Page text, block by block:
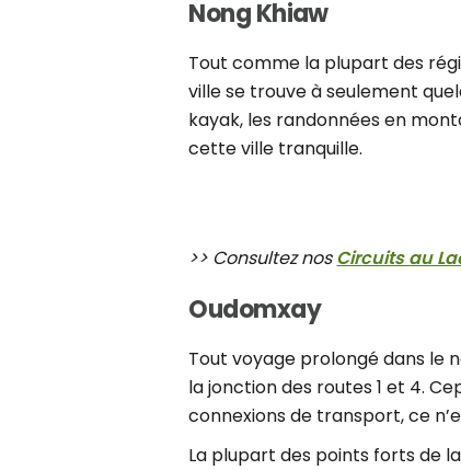
Nong Khiaw
Tout comme la plupart des
ville se trouve à seulement
kayak, les randonnées en
cette ville tranquille.
>> Consultez nosCircuits au
Oudomxay
Tout voyage prolongé dans le
la jonction des routes 1 et 4.
connexions de transport, ce
La plupart des points forts de